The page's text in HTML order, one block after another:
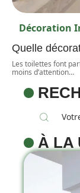
Décoration
Quelle
Les toilettes font
moins d’attention…
À LA